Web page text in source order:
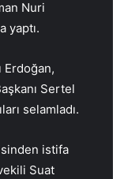
Nuri
yaptı.
Erdoğan,
Sertel
selamladı.
istifa
Suat